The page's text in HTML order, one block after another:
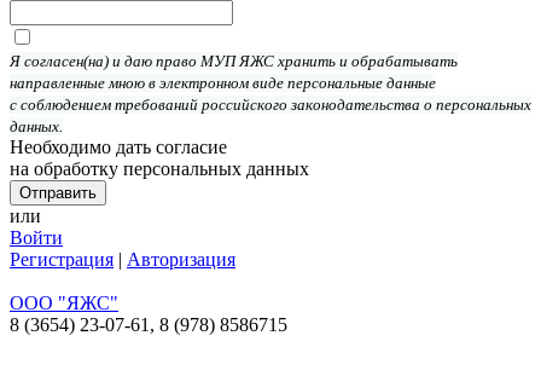
Я согласен(на) и даю право МУП ЯЖС хранить и обрабатывать
направленные мною в электронном виде персональные данные
с соблюдением требований российского законодательства о персональных
данных.
Необходимо дать согласие
на обработку персональных данных
или
Войти
Регистрация | Авторизация
ООО "ЯЖС"
8 (3654) 23-07-61, 8 (978) 8586715